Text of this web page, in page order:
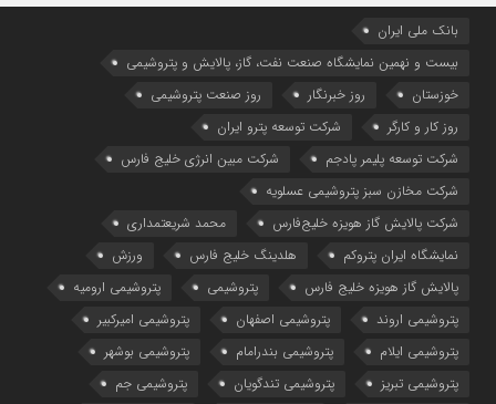
بانک ملی ایران
بیست و نهمین نمایشگاه صنعت نفت، گاز، پالایش و پتروشیمی
خوزستان
روز خبرنگار
روز صنعت پتروشیمی
روز کار و کارگر
شركت توسعه پترو ایران
شرکت توسعه پلیمر پادجم
شرکت مبین انرژی خلیج فارس
شرکت مخازن سبز پتروشیمی عسلویه
شرکت پالایش گاز هویزه خلیج‌فارس
محمد شریعتمداری
نمایشگاه ایران پتروکم
هلدینگ خلیج فارس
ورزش
پالایش گاز هویزه خلیج فارس
پتروشیمی
پتروشیمی ارومیه
پتروشیمی اروند
پتروشیمی اصفهان
پتروشیمی امیرکبیر
پتروشیمی ایلام
پتروشیمی بندرامام
پتروشیمی بوشهر
پتروشیمی تبریز
پتروشیمی تندگویان
پتروشیمی جم